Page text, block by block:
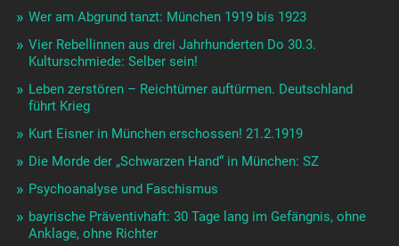
Wer am Abgrund tanzt: München 1919 bis 1923
Vier Rebellinnen aus drei Jahrhunderten Do 30.3.
Kulturschmiede: Selber sein!
Leben zerstören – Reichtümer auftürmen. Deutschland
führt Krieg
Kurt Eisner in München erschossen! 21.2.1919
Die Morde der „Schwarzen Hand“ in München: SZ
Psychoanalyse und Faschismus
bayrische Präventivhaft: 30 Tage lang im Gefängnis, ohne
Anklage, ohne Richter